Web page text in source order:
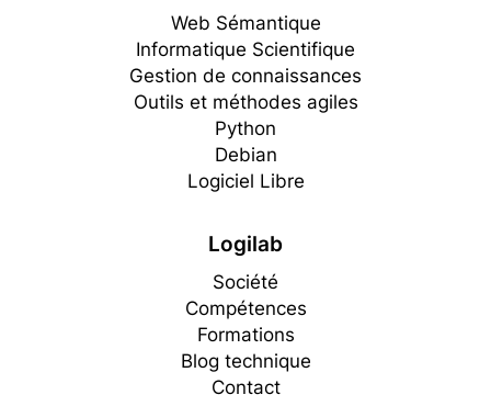
Web Sémantique
Informatique Scientifique
Gestion de connaissances
Outils et méthodes agiles
Python
Debian
Logiciel Libre
Logilab
Société
Compétences
Formations
Blog technique
Contact